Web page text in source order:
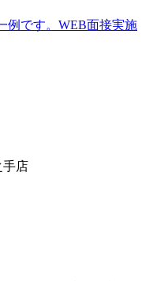
例です。WEB面接実施
手店